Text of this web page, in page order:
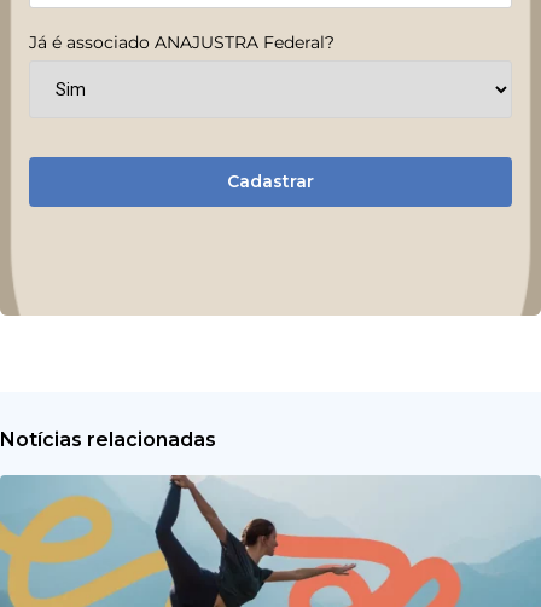
Já é associado ANAJUSTRA Federal?
Cadastrar
Notícias relacionadas